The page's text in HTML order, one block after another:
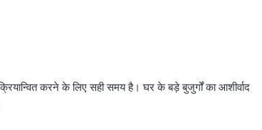
करने के लिए सही समय है। घर के बड़े बुजुर्गों का आशीर्वाद